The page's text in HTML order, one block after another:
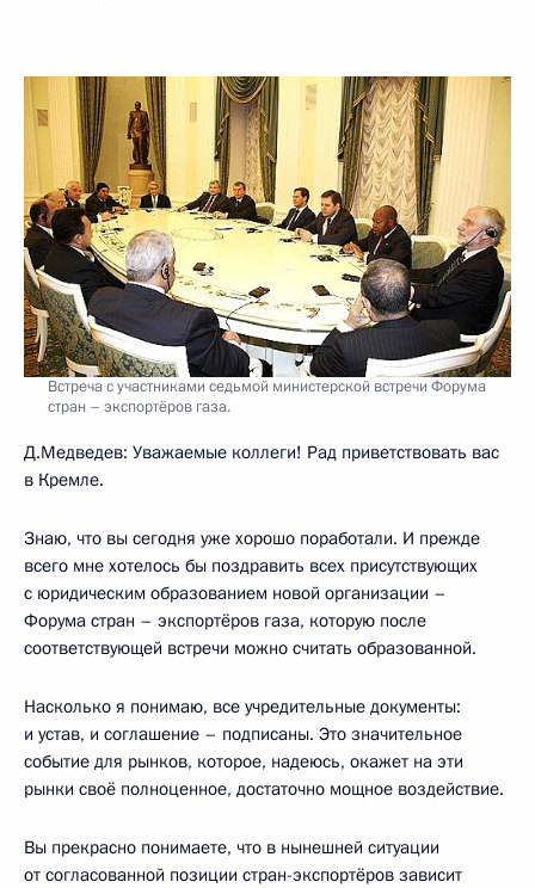
Встреча с участниками седьмой министерской встречи Форума
стран – экспортёров газа.
Д.Медведев: Уважаемые коллеги! Рад приветствовать вас
в Кремле.
Знаю, что вы сегодня уже хорошо поработали. И прежде
всего мне хотелось бы поздравить всех присутствующих
с юридическим образованием новой организации –
Форума стран – экспортёров газа, которую после
соответствующей встречи можно считать образованной.
Насколько я понимаю, все учредительные документы:
и устав, и соглашение – подписаны. Это значительное
событие для рынков, которое, надеюсь, окажет на эти
рынки своё полноценное, достаточно мощное воздействие.
Вы прекрасно понимаете, что в нынешней ситуации
от согласованной позиции стран-экспортёров зависит